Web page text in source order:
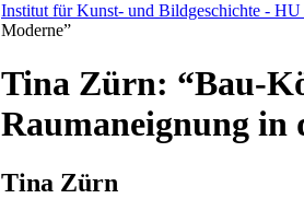
Institut für Kunst- und Bildgeschichte -
Moderne”
Tina Zürn: “Bau-
Raumaneignung in
Tina Zürn